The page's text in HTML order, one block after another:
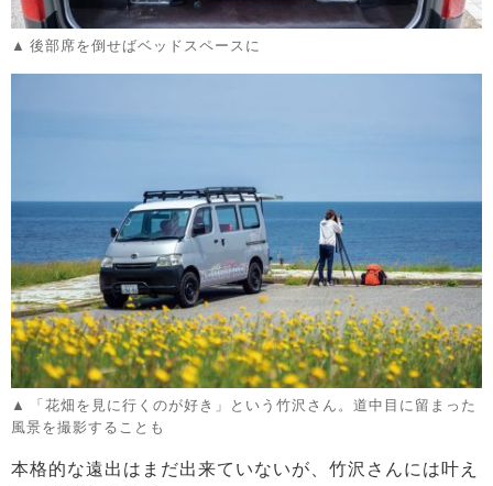
後部席を倒せばベッドスペースに
「花畑を見に行くのが好き」という竹沢さん。道中目に留まった
風景を撮影することも
本格的な遠出はまだ出来ていないが、竹沢さんには叶え